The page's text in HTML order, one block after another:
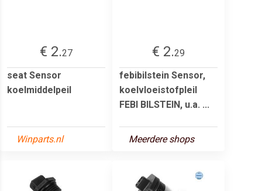
€ 2.27
seat Sensor
koelmiddelpeil
Winparts.nl
€ 2.29
febibilstein Sensor,
koelvloeistofpleil
FEBI BILSTEIN, u.a. ...
Meerdere shops